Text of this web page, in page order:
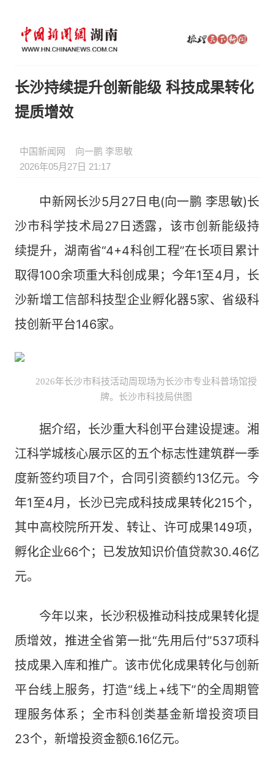
长沙持续提升创新能级 科技成果转化
提质增效
中国新闻网
向一鹏 李思敏
2026年05月27日 21:17
中新网长沙5月27日电(向一鹏 李思敏)长
沙市科学技术局27日透露，该市创新能级持
续提升，湖南省“4+4科创工程”在长项目累计
取得100余项重大科创成果；今年1至4月，长
沙新增工信部科技型企业孵化器5家、省级科
技创新平台146家。
2026年长沙市科技活动周现场为长沙市专业科普场馆授
牌。长沙市科技局供图
据介绍，长沙重大科创平台建设提速。湘
江科学城核心展示区的五个标志性建筑群一季
度新签约项目7个，合同引资额约13亿元。今
年1至4月，长沙已完成科技成果转化215个，
其中高校院所开发、转让、许可成果149项，
孵化企业66个；已发放知识价值贷款30.46亿
元。
今年以来，长沙积极推动科技成果转化提
质增效，推进全省第一批“先用后付”537项科
技成果入库和推广。该市优化成果转化与创新
平台线上服务，打造“线上+线下”的全周期管
理服务体系；全市科创类基金新增投资项目
23个，新增投资金额6.16亿元。